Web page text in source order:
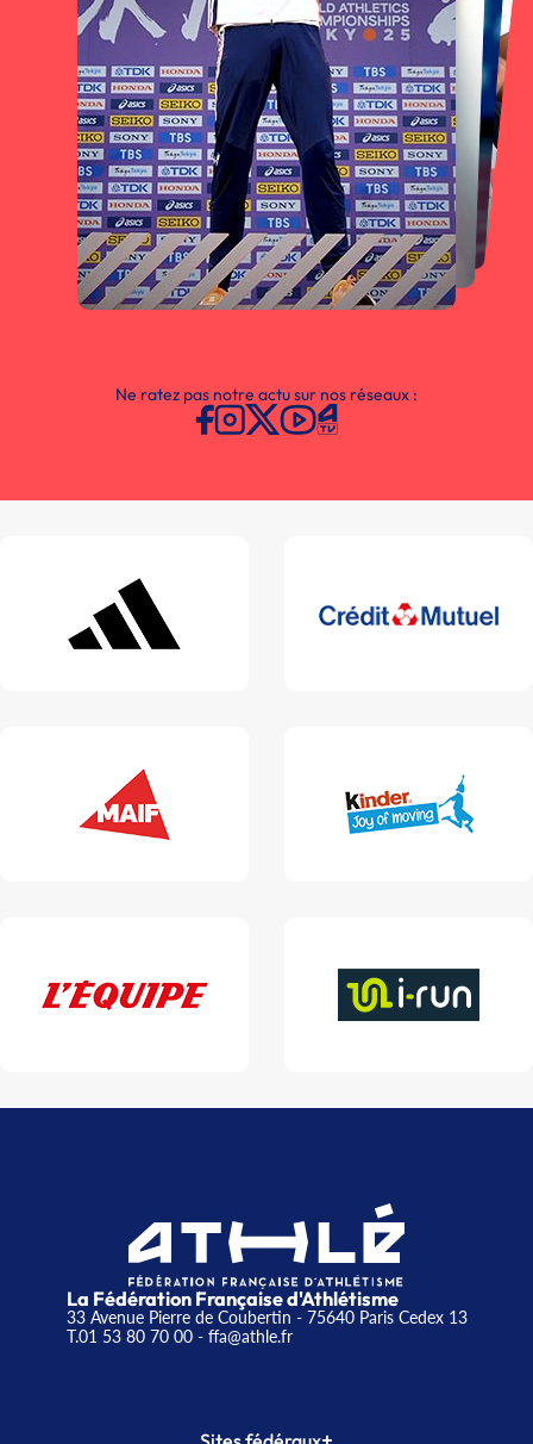
Ne ratez pas notre actu sur nos réseaux :
La Fédération Française d'Athlétisme
33 Avenue Pierre de Coubertin - 75640 Paris Cedex 13
T.01 53 80 70 00- ffa@athle.fr